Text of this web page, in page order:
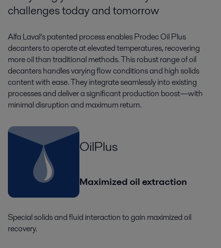
challenges today and tomorrow
Alfa Laval’s patented process enables Prodec Oil Plus
decanters to operate at elevated temperatures, recovering
more oil than traditional methods. This robust range of oil
decanters handles varying flow conditions and high solids
content with ease. They integrate seamlessly into existing
processes and deliver a significant production boost—with
minimal disruption and maximum return.
OilPlus
Maximized oil extraction
Special solids and fluid interaction to gain maximized oil
recovery.